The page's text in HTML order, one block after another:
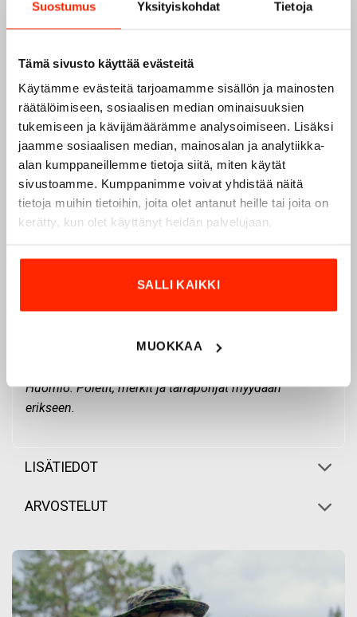
Suostumus Yksityiskohdat Tietoja
Tämä sivusto käyttää evästeitä
Käytämme evästeitä tarjoamamme sisällön ja mainosten
räätälöimiseen, sosiaalisen median ominaisuuksien
tukemiseen ja kävijämäärämme analysoimiseen. Lisäksi
jaamme sosiaalisen median, mainosalan ja analytiikka-
alan kumppaneillemme tietoja siitä, miten käytät
sivustoamme. Kumppanimme voivat yhdistää näitä
tietoja muihin tietoihin, joita olet antanut heille tai joita on
kerätty, kun olet käyttänyt heidän palvelujaan.
SALLI KAIKKI
MUOKKAA
Personointi ja ammattimainen ilme
M62-paita tukee monipuolisesti tunnusten
kiinnittämistä ja personointia:
Merkit ja poletit:Olkapäillä on
liimakangasryhdistetyt poletit tuppipoleteille.
Taskuläppään mahtuu ommeltavaksi 50×100 mm
merkki, ja selkään kaarrokkeen alapuolelle on
paikka 36 cm leveälle selkämerkille tai
UUTTA! Suorapainatus: Voimme nyt painaa
Huomio: Poletit, merkit ja tarrapohjat myydään
erikseen.
LISÄTIEDOT
ARVOSTELUT